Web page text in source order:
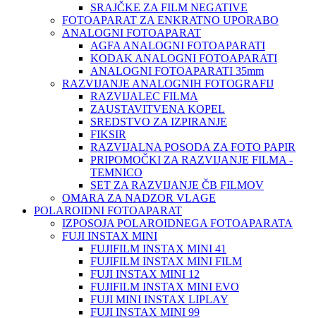
SRAJČKE ZA FILM NEGATIVE
FOTOAPARAT ZA ENKRATNO UPORABO
ANALOGNI FOTOAPARAT
AGFA ANALOGNI FOTOAPARATI
KODAK ANALOGNI FOTOAPARATI
ANALOGNI FOTOAPARATI 35mm
RAZVIJANJE ANALOGNIH FOTOGRAFIJ
RAZVIJALEC FILMA
ZAUSTAVITVENA KOPEL
SREDSTVO ZA IZPIRANJE
FIKSIR
RAZVIJALNA POSODA ZA FOTO PAPIR
PRIPOMOČKI ZA RAZVIJANJE FILMA -
TEMNICO
SET ZA RAZVIJANJE ČB FILMOV
OMARA ZA NADZOR VLAGE
POLAROIDNI FOTOAPARAT
IZPOSOJA POLAROIDNEGA FOTOAPARATA
FUJI INSTAX MINI
FUJIFILM INSTAX MINI 41
FUJIFILM INSTAX MINI FILM
FUJI INSTAX MINI 12
FUJIFILM INSTAX MINI EVO
FUJI MINI INSTAX LIPLAY
FUJI INSTAX MINI 99